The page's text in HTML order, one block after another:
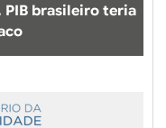
PIB brasileiro teria